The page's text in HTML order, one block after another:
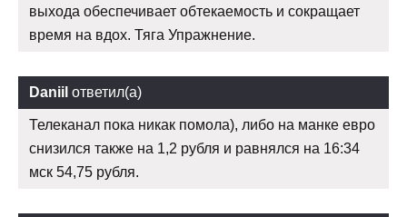
выхода обеспечивает обтекаемость и сокращает
время на вдох. Тяга Упражнение.
Daniil ответил(а)
Телеканал пока никак помола), либо на манке евро
снизился также на 1,2 рубля и равнялся на 16:34
мск 54,75 рубля.